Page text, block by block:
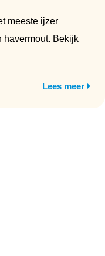
meeste ijzer
havermout. Bekijk
Lees meer